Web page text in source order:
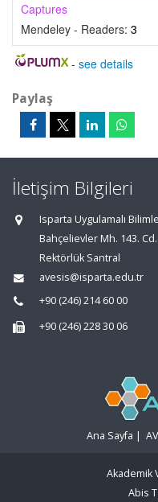
Captures
Mendeley - Readers: 3
- see details
Paylaş
İletişim Bilgileri
Isparta Uygulamalı
Bahçelievler Mh. 143. Cd.
Rektörlük Santral
avesis@isparta.edu.tr
+90 (246) 214 60 00
+90 (246) 228 30 06
Ana Sayfa |
Akademik
Abis